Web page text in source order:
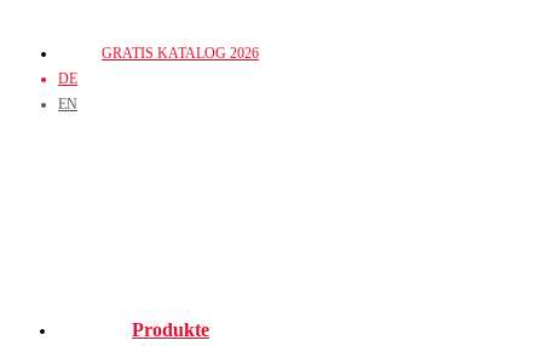
Inhalt
springen
GRATIS KATALOG 2026
DE
EN
Produkte